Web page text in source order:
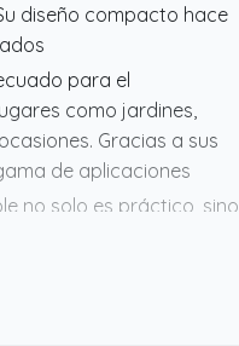
diseño compacto hace
para el
como jardines,
Gracias a sus
de aplicaciones
no solo es práctico, sino
y diseño portátil, es
general.